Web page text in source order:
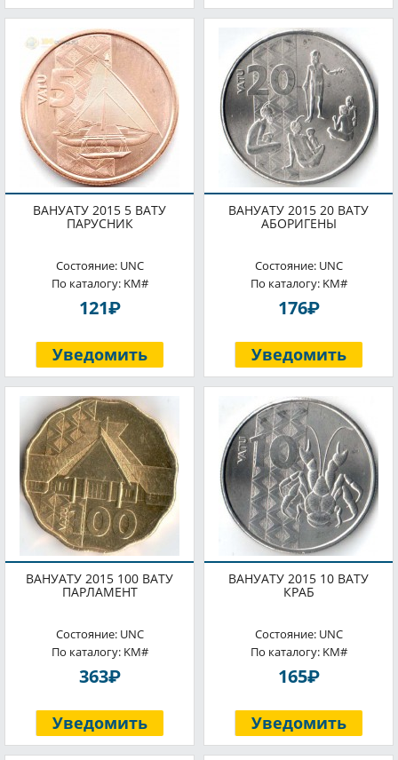
ВАНУАТУ 2015 5 ВАТУ
ПАРУСНИК
Состояние: UNC
По каталогу: KM#
121P
Уведомить
ВАНУАТУ 2015 20 ВАТУ
АБОРИГЕНЫ
Состояние: UNC
По каталогу: KM#
176P
Уведомить
ВАНУАТУ 2015 100 ВАТУ
ПАРЛАМЕНТ
Состояние: UNC
По каталогу: KM#
363P
Уведомить
ВАНУАТУ 2015 10 ВАТУ
КРАБ
Состояние: UNC
По каталогу: KM#
165P
Уведомить